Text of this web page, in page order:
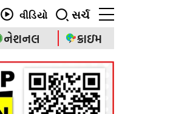
વીડિયો સર્ચ
નેશનલ ક્રાઇમ